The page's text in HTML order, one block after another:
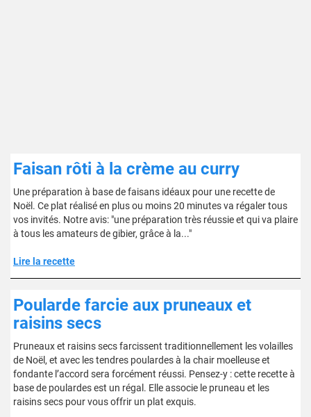
Faisan rôti à la crème au curry
Une préparation à base de faisans idéaux pour une recette de
Noël. Ce plat réalisé en plus ou moins 20 minutes va régaler tous
vos invités. Notre avis: "une préparation très réussie et qui va plaire
à tous les amateurs de gibier, grâce à la..."
Lire la recette
Poularde farcie aux pruneaux et
raisins secs
Pruneaux et raisins secs farcissent traditionnellement les volailles
de Noël, et avec les tendres poulardes à la chair moelleuse et
fondante l’accord sera forcément réussi. Pensez-y : cette recette à
base de poulardes est un régal. Elle associe le pruneau et les
raisins secs pour vous offrir un plat exquis.